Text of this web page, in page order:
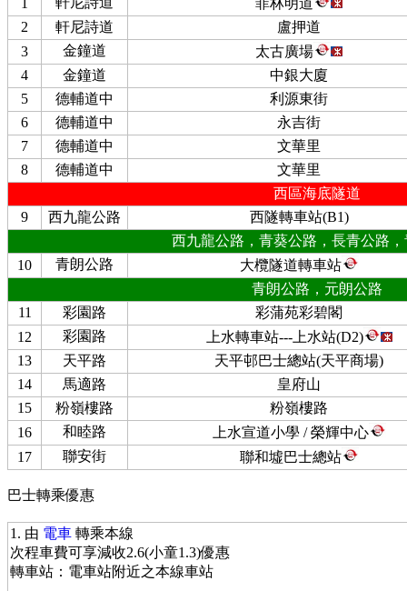
菲林明道
2
軒尼詩道
盧押道
3
金鐘道
太古廣場
4
金鐘道
中銀大廈
5
德輔道中
利源東街
6
德輔道中
永吉街
7
德輔道中
文華里
8
德輔道中
文華里
西區海底隧道
9
西九龍公路
西隧轉車站(B1)
西九龍公路，青葵公路，長青公路
10
青朗公路
大欖隧道轉車站
青朗公路，元朗公路
11
彩園路
彩蒲苑彩碧閣
12
彩園路
上水轉車站---上水站(D2)
13
天平路
天平邨巴士總站(天平商場)
14
馬適路
皇府山
15
粉嶺樓路
粉嶺樓路
16
和睦路
上水宣道小學 / 榮輝中心
17
聯安街 聯和墟巴士總站
巴士轉乘優惠
1. 由 電車 轉乘本線
次程車費可享減收2.6(小童1.3)優惠
轉車站：電車站附近之本線車站